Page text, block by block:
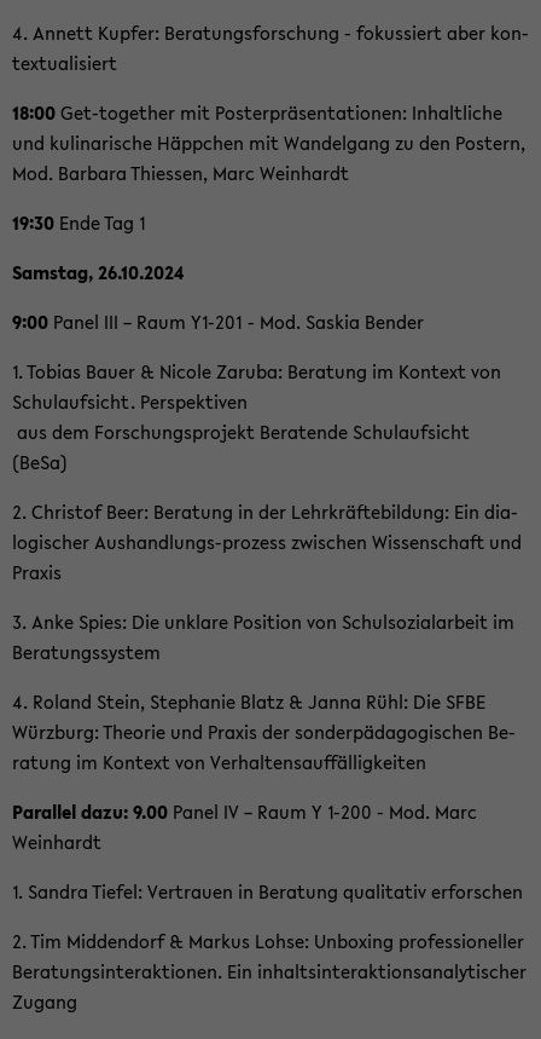
4. An­nett Kup­fer: Be­ra­tungs­for­schung - fo­kus­siert aber kon­
tex­tua­li­siert
18:00Get-​together mit Pos­ter­prä­sen­ta­tio­nen: In­halt­li­che
und ku­li­na­ri­sche Häpp­chen mit Wan­del­gang zu den Pos­tern,
Mod. Bar­ba­ra Thies­sen, Marc Wein­hardt
19:30 Ende Tag 1
Sams­tag, 26.10.2024
9:00 Panel III – Raum Y1-​201 - Mod. Sas­kia Ben­der
1. To­bi­as Bauer & Ni­co­le Za­ru­ba: Be­ra­tung im Kon­text von
Schul­auf­sicht. Per­spek­ti­ven
aus dem For­schungs­pro­jekt Be­ra­ten­de Schul­auf­sicht
(BeSa)
2. Chris­tof Beer: Be­ra­tung in der Lehr­kräf­te­bil­dung: Ein dia­
lo­gi­scher Aushandlungs-​prozess zwi­schen Wis­sen­schaft und
Pra­xis
3. Anke Spies: Die un­kla­re Po­si­ti­on von Schul­so­zi­al­ar­beit im
Be­ra­tungs­sys­tem
4. Ro­land Stein, Ste­pha­nie Blatz & Janna Rühl: Die SFBE
Würz­burg: Theo­rie und Pra­xis der son­der­päd­ago­gi­schen Be­
ra­tung im Kon­text von Ver­hal­tens­auf­fäl­lig­kei­ten
Par­al­lel dazu: 9.00 Panel IV – Raum Y 1-200 - Mod. Marc
Wein­hardt
1. San­dra Tie­fel: Ver­trau­en in Be­ra­tung qua­li­ta­tiv er­for­schen
2. Tim Mid­den­dorf & Mar­kus Lohse: Un­boxing pro­fes­sio­nel­ler
Be­ra­tungs­in­ter­ak­tio­nen. Ein in­halts­in­ter­ak­ti­ons­ana­ly­ti­scher
Zu­gang